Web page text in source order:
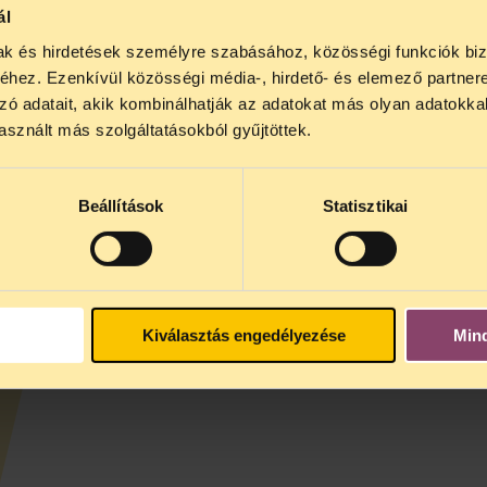
és hirdetések személyre szabásához, közösségi funkciók
Ezenkívül közösségi média-, hirdető- és elemező
adatait, akik kombinálhatják az adatokat más olyan
más szolgáltatásokból gyűjtöttek.
Beállítások Statisztikai
Kiválasztás engedélyezése
kijelentették: ha tudták volna, hogy az általuk
bizonyította, hogy a Telekom informatikai és
a TASZ azetikus hackereknek szóló útmutatójában
a bíróság saját ítéletében megállapított
sikerült megvédenünk a legsúlyosabb büntetéstől,
nyújt az etikus hackereknek, hiszen a
Magánszféraprojektjének jogi munkatársa.